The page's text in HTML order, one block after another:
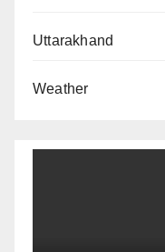
Uttarakhand
Weather